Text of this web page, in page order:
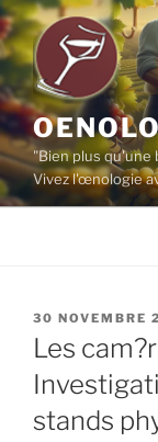
Aller
au
contenu
principal
"Bien plus qu'une
Vivez l'œnologie
PUBLIÉ
LE
30 NOVEMBRE
Les
stands